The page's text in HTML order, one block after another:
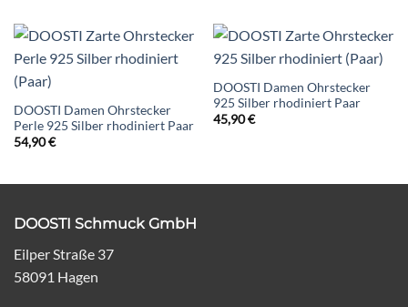
DOOSTI Damen Ohrstecker
Perle 925 Silber rhodiniert Paar
54,90€
DOOSTI Damen Ohrstecker
925 Silber rhodiniert Paar
45,90€
DOOSTI Schmuck GmbH
Eilper Straße 37
58091 Hagen